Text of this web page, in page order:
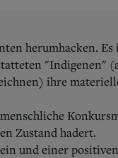
herumhacken. Es
"Indigenen"
ihre
Zustand hadert.
und einer